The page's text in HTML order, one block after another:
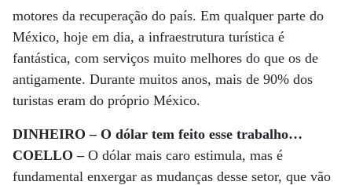
motores da recuperação do país. Em qualquer parte do
México, hoje em dia, a infraestrutura turística é
fantástica, com serviços muito melhores do que os de
antigamente. Durante muitos anos, mais de 90% dos
turistas eram do próprio México.
DINHEIRO – O dólar tem feito esse trabalho…
COELLO –O dólar mais caro estimula, mas é
fundamental enxergar as mudanças desse setor, que vão